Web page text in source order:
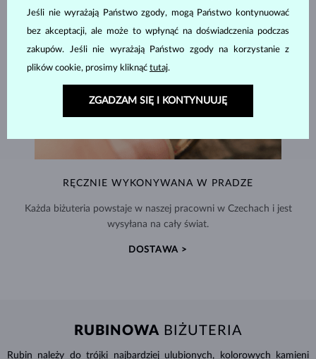
RĘCZNIE WYKONYWANA W PRADZE
Każda biżuteria powstaje w naszej pracowni w Czechach i jest
wysyłana na cały świat.
DOSTAWA >
RUBINOWA BIŻUTERIA
Rubin należy do trójki
najbardziej ulubionych, kolorowych kamieni
Jeśli nie wyrażają Państwo zgody, mogą Państwo kontynuować
bez akceptacji, ale może to wpłynąć na doświadczenia podczas
zakupów. Jeśli nie wyrażają Państwo zgody na korzystanie z
plików cookie, prosimy kliknąć tutaj.
ZGADZAM SIĘ I KONTYNUUJĘ